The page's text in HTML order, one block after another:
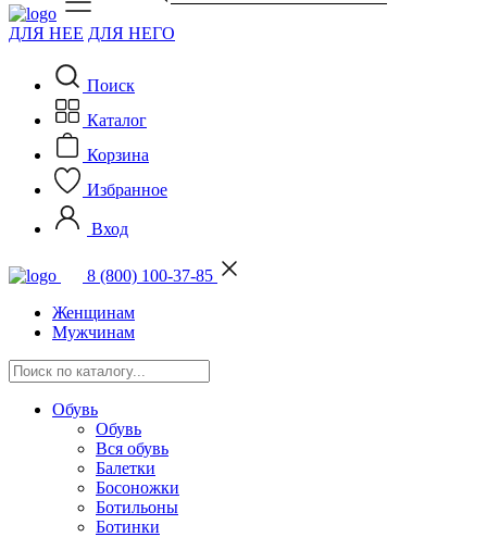
ДЛЯ НЕЕ ДЛЯ НЕГО
Поиск
Каталог
Корзина
Избранное
Вход
8 (800) 100-37-85
Женщинам
Мужчинам
Обувь
Обувь
Вся обувь
Балетки
Босоножки
Ботильоны
Ботинки